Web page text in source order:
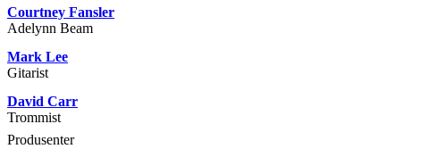
Courtney Fansler
Adelynn Beam
Mark Lee
Gitarist
David Carr
Trommist
Produsenter